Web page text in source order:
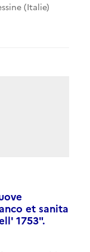
(Italie)
et sanita
1753".